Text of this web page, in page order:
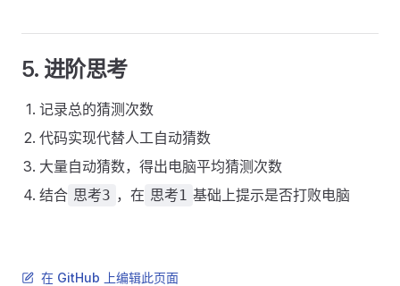
5. 进阶思考
记录总的猜测次数
代码实现代替人工自动猜数
大量自动猜数，得出电脑平均猜测次数
结合 思考3 ，在 思考1 基础上提示是否打败电脑
在 GitHub 上编辑此页面